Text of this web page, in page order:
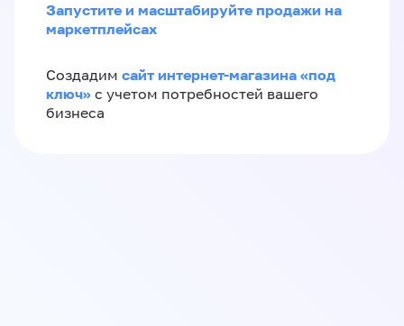
Запустите и масштабируйте продажи на
маркетплейсах
Создадим сайт интернет-магазина «под
ключ» с учетом потребностей вашего
бизнеса